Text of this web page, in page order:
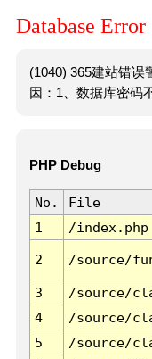
Database Error
(1040) 365建站错误
因：1、数据库密码
PHP Debug
No. File
1
/index.php
2 /source/
3 /source/
4
/source/
5
/source/